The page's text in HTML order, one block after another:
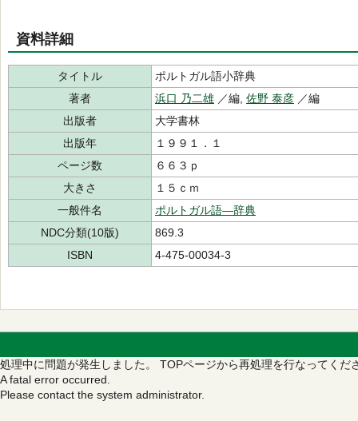
資料詳細
タイトル
ポルトガル語小辞典
著者
浜口 乃二雄 ／編, 佐野 泰彦 ／編
出版者
大学書林
出版年
１９９１．１
ページ数
６６３ｐ
大きさ
１５ｃｍ
一般件名
ポルトガル語―辞典
NDC分類(10版)
869.3
ISBN
4-475-00034-3
処理中に問題が発生しました。 TOPページから再処理を行なってくだ
A fatal error occurred.
Please contact the system administrator.